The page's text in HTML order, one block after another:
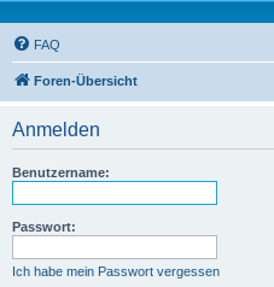
FAQ
Foren-Übersicht
Anmelden
Benutzername:
Passwort:
Ich habe mein Passwort vergessen